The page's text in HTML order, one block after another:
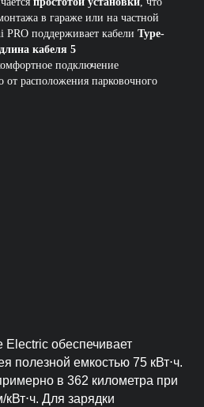
в гараже или на частной
PRO поддерживает кабели Type-
длина кабеля 5
подключение
от расположения парковочного
обеспечивает
полезной емкостью 75 кВт⋅ч.
в 362 километра при
Для зарядки